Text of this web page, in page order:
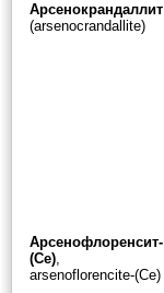
Арсенокрандаллит
(arsenocrandallite)
Арсенофлоренсит-
(Ce),
arsenoflorencite-(Ce)